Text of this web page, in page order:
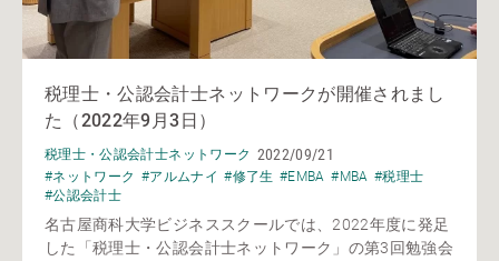
税理士・公認会計士ネットワークが開催されまし
た（2022年9月3日）
税理士・公認会計士ネットワーク 2022/09/21
#ネットワーク #アルムナイ #修了生 #EMBA #MBA #税理士
#公認会計士
名古屋商科大学ビジネススクールでは、2022年度に発足
した「税理士・公認会計士ネットワーク」の第3回勉強会